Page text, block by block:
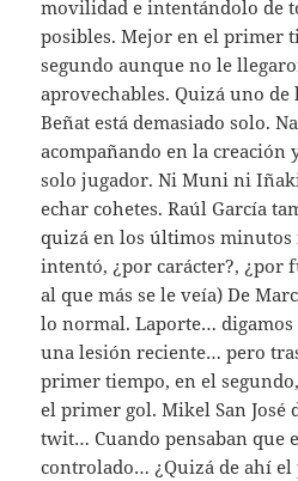
movilidad e intentándolo de
posibles. Mejor en el primer
segundo aunque no le
aprovechables. Quizá uno de
Beñat está demasiado solo.
acompañando en la creación
solo jugador. Ni Muni ni
echar cohetes. Raúl García
quizá en los últimos minutos
intentó, ¿por carácter?, ¿por
al que más se le veía) De
lo normal. Laporte… digamos
una lesión reciente… pero
primer tiempo, en el
el primer gol. Mikel San José
twit… Cuando pensaban que
controlado… ¿Quizá de ahí el